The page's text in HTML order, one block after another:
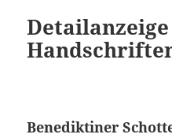
Detailanzeige
Benediktiner